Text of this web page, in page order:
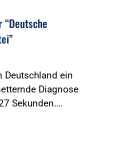
“Deutsche
Deutschland ein
Diagnose
Sekunden.…